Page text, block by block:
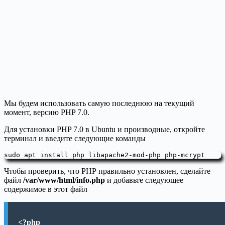
Мы будем использовать самую последнюю на текущий
момент, версию PHP 7.0.
Для установки PHP 7.0 в Ubuntu и производные, откройте
терминал и введите следующие команды
sudo apt install php libapache2-mod-php php-mcrypt
Чтобы проверить, что PHP правильно установлен, сделайте
файл /var/www/html/info.php и добавьте следующее
содержимое в этот файл
<?php